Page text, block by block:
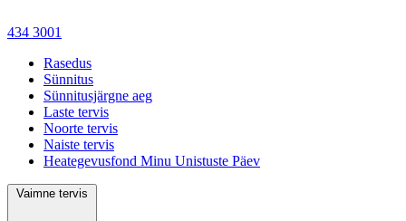
434 3001
Rasedus
Sünnitus
Sünnitusjärgne aeg
Laste tervis
Noorte tervis
Naiste tervis
Heategevusfond Minu Unistuste Päev
Vaimne tervis